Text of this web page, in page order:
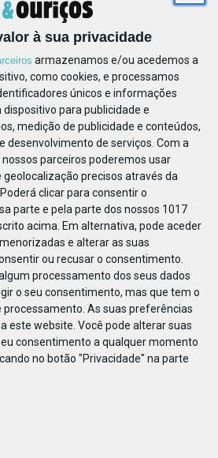
à sua privacidade
armazenamos e/ou acedemos a
como cookies, e processamos
únicos e informações
para publicidade e
medição de publicidade e conteúdos,
desenvolvimento de serviços. Com a
parceiros poderemos usar
precisos através da
clicar para consentir o
parte e pela parte dos nossos 1017
acima. Em alternativa, pode aceder
e alterar as suas
ou recusar o consentimento.
processamento dos seus dados
o seu consentimento, mas que tem o
processamento. As suas preferências
este website. Você pode alterar suas
consentimento a qualquer momento
no botão "Privacidade" na parte